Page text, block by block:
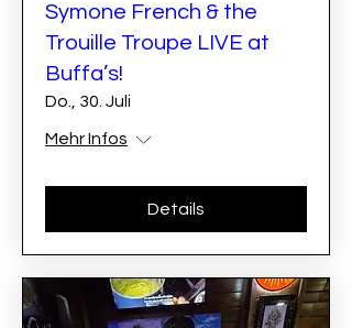
Symone French & the
Trouille Troupe LIVE at
Buffa’s!
Do., 30. Juli
Mehr Infos
Details